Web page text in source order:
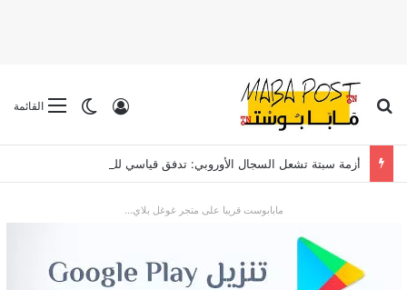
القائمةالوضع
تسجيل الدخول بحث عن
مابابوست قريبا على متجر غوغل بلاي...